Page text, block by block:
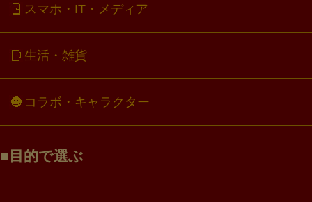
スマホ・IT・メディア
生活・雑貨
コラボ・キャラクター
目的で選ぶ